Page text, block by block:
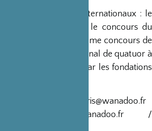
plusieurs prix internationaux : le
Tetis Viola (UK), le concours du
(CH), le 5ème concours de
le concours international de quatuor à
deux prix décernés par les fondations
pascalekaparis@wanadoo.fr
pascalekaparis@wanadoo.fr /